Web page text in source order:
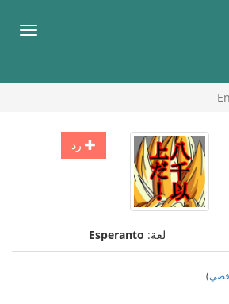
قائمة
رد
لغة: Esperanto
)